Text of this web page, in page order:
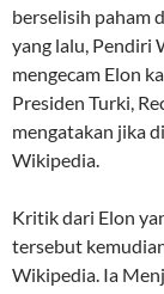
berselisih paham
yang lalu, Pendiri
mengecam Elon
Presiden Turki,
mengatakan jika
Wikipedia.
Kritik dari Elon
tersebut
Wikipedia. Ia